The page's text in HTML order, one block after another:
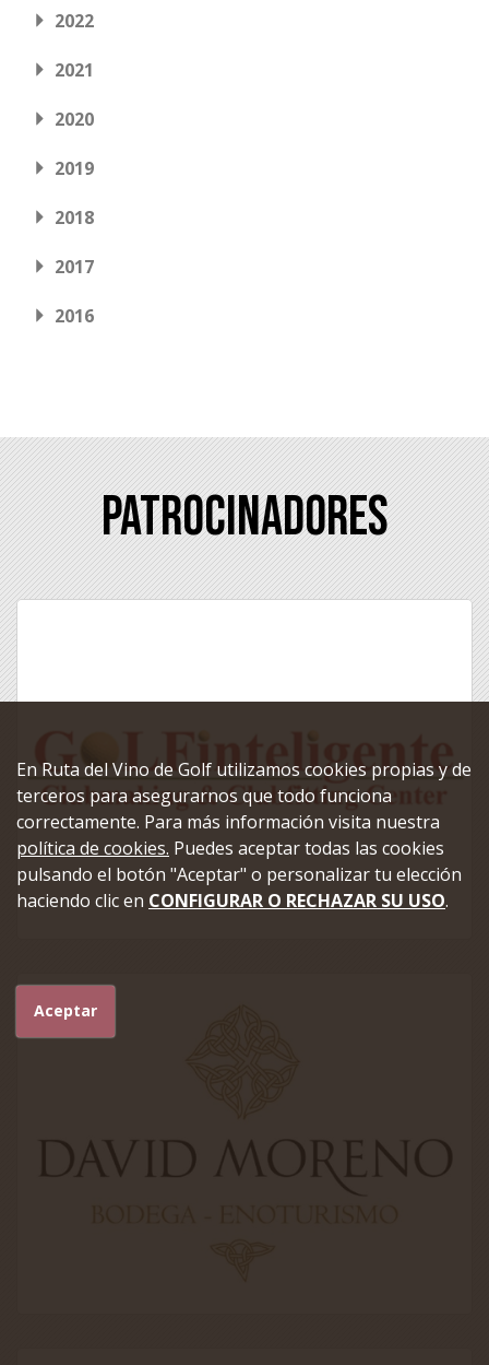
2022
2021
2020
2019
2018
2017
2016
Patrocinadores
En Ruta del Vino de Golf utilizamos cookies propias y de
terceros para asegurarnos que todo funciona
correctamente. Para más información visita nuestra
política de cookies. Puedes aceptar todas las cookies
pulsando el botón "Aceptar" o personalizar tu elección
haciendo clic en CONFIGURAR O RECHAZAR SU USO.
Aceptar